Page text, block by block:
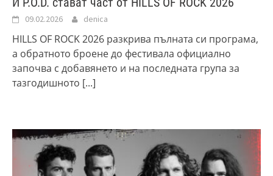
09.02.2026 denica
HILLS OF ROCK 2026 разкрива пълната си програма,
а обратното броене до фестивала официално
започва с добавянето и на последната група за
тазгодишното [...]